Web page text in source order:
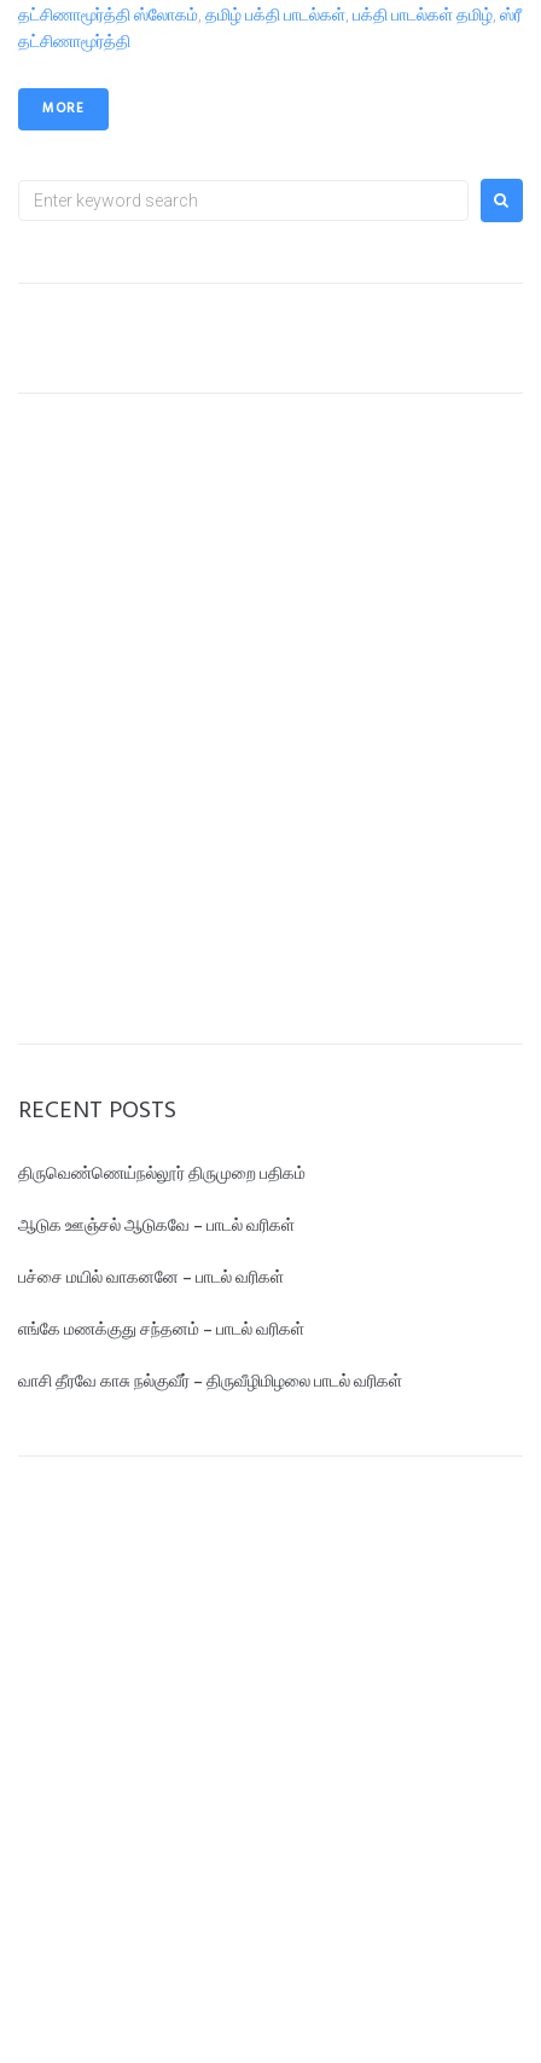
தட்சிணாமூர்த்தி ஸ்லோகம், தமிழ் பக்தி பாடல்கள், பக்தி பாடல்கள் தமிழ், ஸ்ரீ
தட்சிணாமூர்த்தி
MORE
RECENT POSTS
திருவெண்ணெய்நல்லூர் திருமுறை பதிகம்
ஆடுக ஊஞ்சல் ஆடுகவே – பாடல் வரிகள்
பச்சை மயில் வாகனனே – பாடல் வரிகள்
எங்கே மண‌க்குது சந்தனம் – பாடல் வரிகள்
வாசி தீரவே காசு நல்குவீர் – திருவீழிமிழலை பாடல் வரிகள்